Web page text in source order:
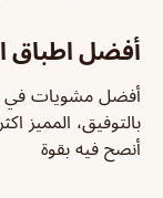
أفضل اطباق
أفضل مشويات في
بالتوفيق، المميز
أنصح فيه بقوة